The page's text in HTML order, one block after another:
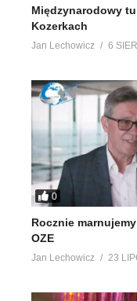
Międzynarodowy
Kozerkach
Jan Lechowicz 6
0
Rocznie
OZE
Jan Lechowicz 23